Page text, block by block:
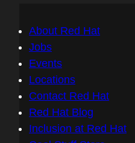
About Red Hat
Jobs
Events
Locations
Contact Red Hat
Red Hat Blog
Inclusion at Red Hat